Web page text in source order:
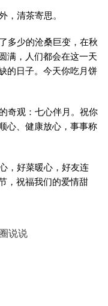
，清茶寄思。
多少的沧桑巨变，在秋
满，人们都会在这一天
的日子。今天你吃月饼
奇观：七心伴月。祝你
心、健康放心，事事称
，好菜暖心，好友连
，祝福我们的爱情甜
说说